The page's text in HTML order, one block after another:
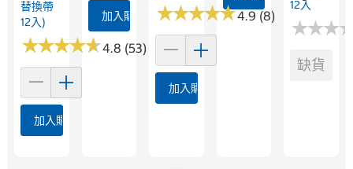
替換帶
12入)
★★★★★
★★★★★4.8 (53)
加入購物車
加入購物車 ★★★★★
★★★★★4.9 (8)
加入購物車
12入
★★★
★★★
缺貨